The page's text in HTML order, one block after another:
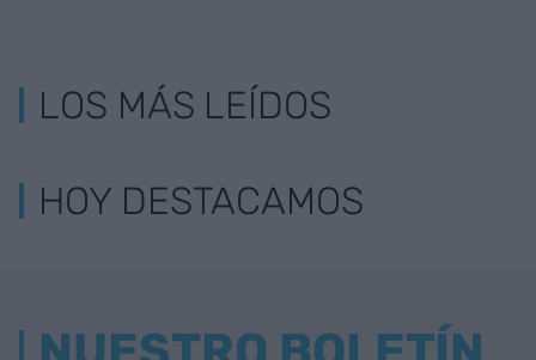
LOS MÁS LEÍDOS
HOY DESTACAMOS